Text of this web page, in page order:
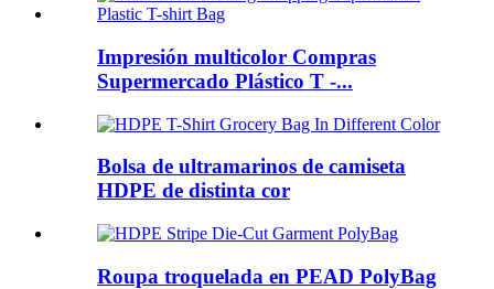
Impresión multicolor Compras
Supermercado Plástico T -...
Bolsa de ultramarinos de camiseta
HDPE de distinta cor
Roupa troquelada en PEAD PolyBag